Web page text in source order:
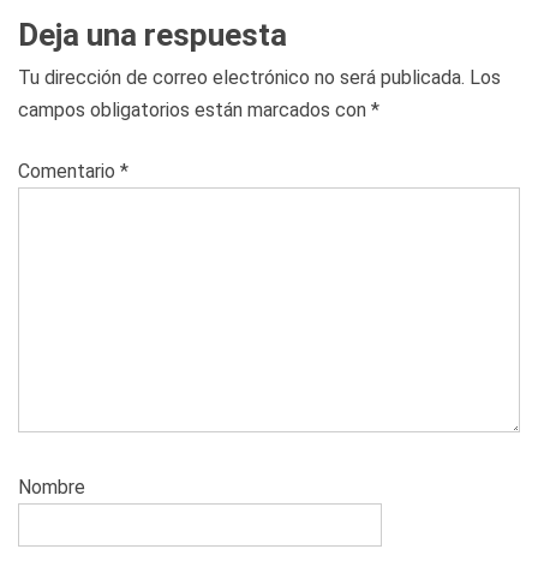
Deja una respuesta
Tu dirección de correo electrónico no será publicada. Los
campos obligatorios están marcados con *
Comentario *
Nombre